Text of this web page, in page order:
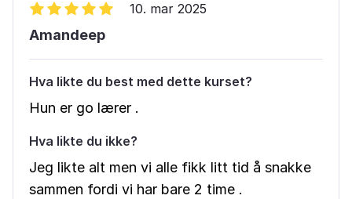
10. mar 2025
Amandeep
Hva likte du best med dette kurset?
Hun er go lærer .
Hva likte du ikke?
Jeg likte alt men vi alle fikk litt tid å snakke
sammen fordi vi har bare 2 time .